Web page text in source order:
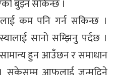
बुझ्न सकिन्छ ।
कम पनि गर्न सकिन्छ ।
सानो सम्झिनु पर्दछ ।
हुन आउँछन र समाधान